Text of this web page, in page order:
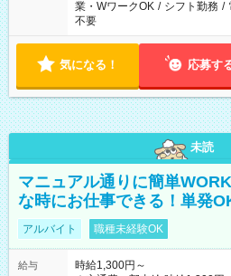
業・WワークOK / シフト勤務 /
不要
気になる！ 応募す
未読
マニュアル通りに簡単
な時にお仕事できる！単発
アルバイト 職種未経験OK
給与
時給1,300円～